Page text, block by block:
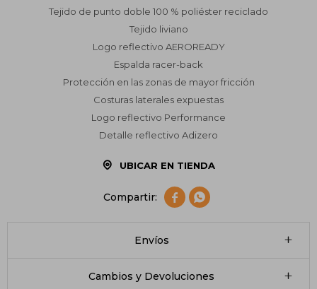
Tejido de punto doble 100 % poliéster reciclado
Tejido liviano
Logo reflectivo AEROREADY
Espalda racer-back
Protección en las zonas de mayor fricción
Costuras laterales expuestas
Logo reflectivo Performance
Detalle reflectivo Adizero
UBICAR EN TIENDA
 
Envíos
Cambios y Devoluciones